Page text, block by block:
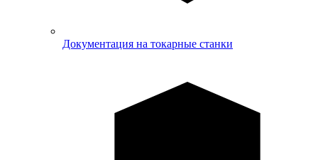
Документация на токарные станки